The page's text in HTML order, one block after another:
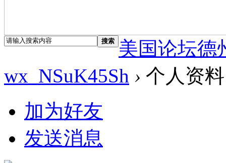
搜索
美国论坛德
wx_NSuK45Sh › 个人资料
加为好友
发送消息